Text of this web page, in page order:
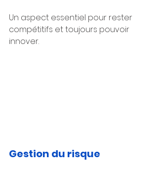
Un aspect essentiel pour rester
compétitifs et toujours pouvoir
innover.
Gestion du risque